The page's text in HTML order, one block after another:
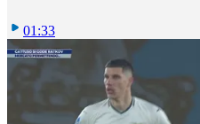
01:33